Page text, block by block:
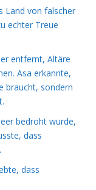
Land von falscher
echter Treue
entfernt, Altäre
Asa erkannte,
braucht, sondern
bedroht wurde,
dass
dass